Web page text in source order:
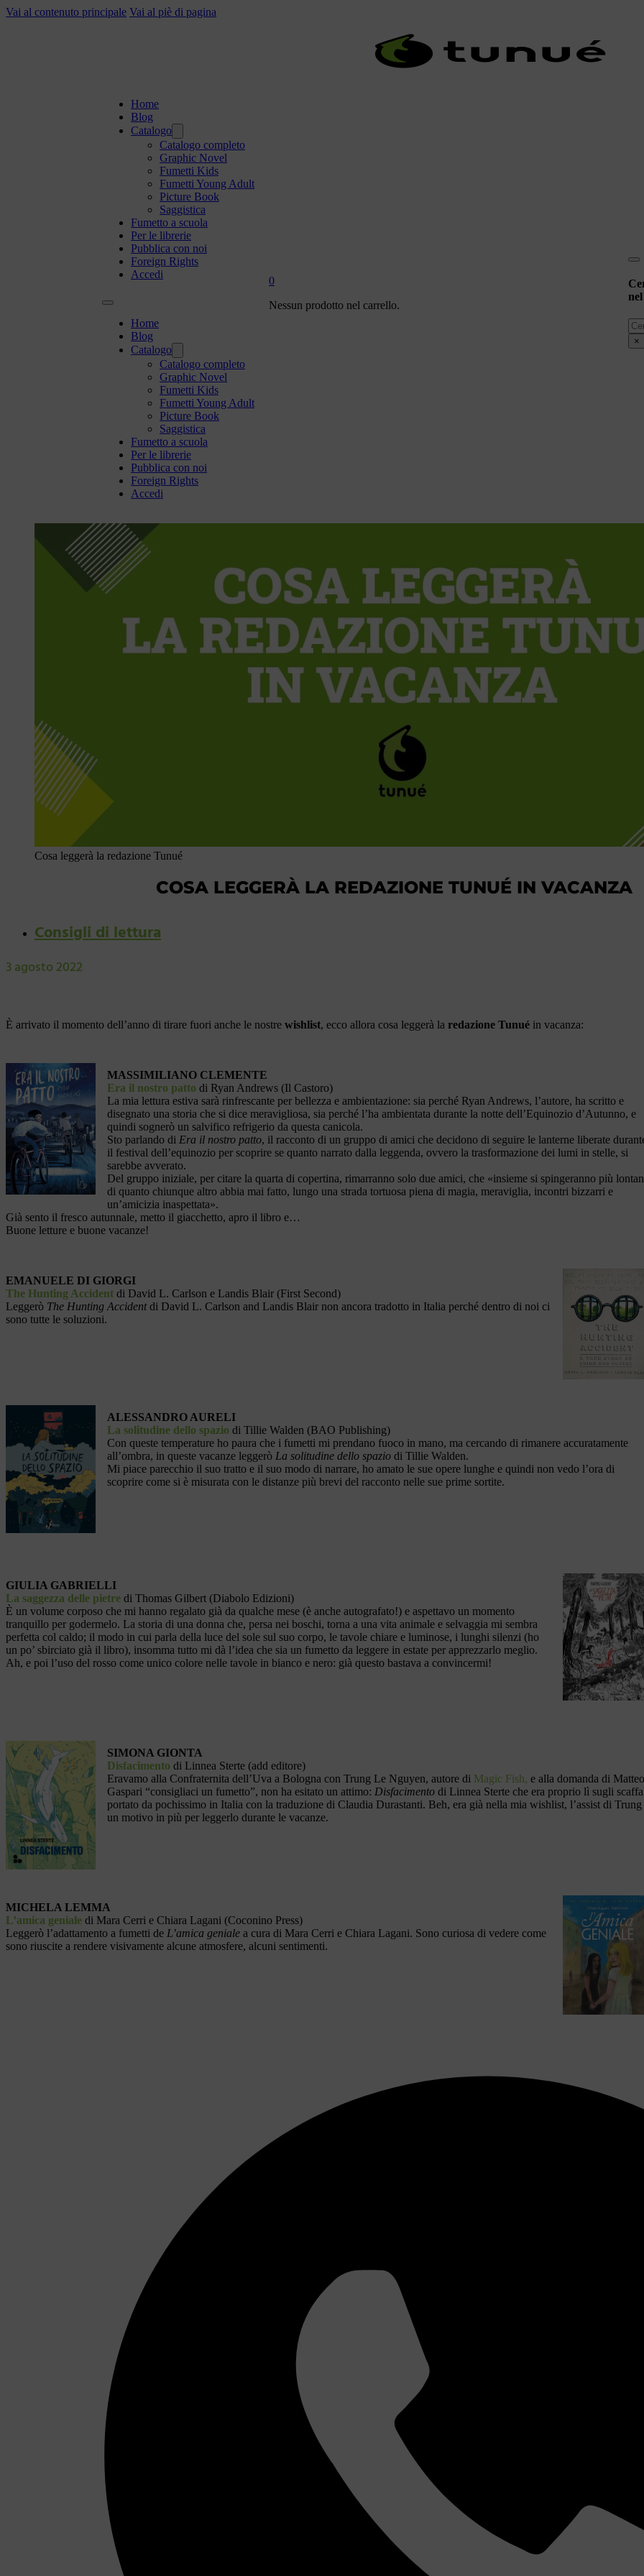
Vai al contenuto principale Vai al piè di pagina
Home
Blog
Catalogo
Catalogo completo
Graphic Novel
Fumetti Kids
Fumetti Young Adult
Picture Book
Saggistica
Fumetto a scuola
Per le librerie
Pubblica con noi
Foreign Rights
Accedi
Home
Blog
Catalogo
Catalogo completo
Graphic Novel
Fumetti Kids
Fumetti Young Adult
Picture Book
Saggistica
Fumetto a scuola
Per le librerie
Pubblica con noi
Foreign Rights
Accedi
0
Nessun prodotto nel carrello.
×
Cosa leggerà la redazione Tunué
COSA LEGGERÀ LA REDAZIONE TUNUÉ IN VACANZA
Consigli di lettura
3 agosto 2022
È arrivato il momento dell’anno di tirare fuori anche le nostre wishlist, ecco allora cosa leggerà la redazione Tunué in vacanza:
MASSIMILIANO CLEMENTE
Era il nostro patto di Ryan Andrews (Il Castoro)
La mia lettura estiva sarà rinfrescante per bellezza e ambientazione: sia perché Ryan Andrews, l’autore, ha scritto e
disegnato una storia che si dice meravigliosa, sia perché l’ha ambientata durante la notte dell’Equinozio d’Autunno, e
quindi sognerò un salvifico refrigerio da questa canicola.
Sto parlando di Era il nostro patto, il racconto di un gruppo di amici che decidono di seguire le lanterne liberate
il festival dell’equinozio per scoprire se quanto narrato dalla leggenda, ovvero la trasformazione dei lumi in stelle, si
sarebbe avverato.
Del gruppo iniziale, per citare la quarta di copertina, rimarranno solo due amici, che «insieme si spingeranno più
di quanto chiunque altro abbia mai fatto, lungo una strada tortuosa piena di magia, meraviglia, incontri bizzarri e
un’amicizia inaspettata».
Già sento il fresco autunnale, metto il giacchetto, apro il libro e…
Buone letture e buone vacanze!
EMANUELE DI GIORGI
The Hunting Accident di David L. Carlson e Landis Blair (First Second)
Leggerò The Hunting Accidentdi David L. Carlson and Landis Blair non ancora tradotto in Italia perché dentro di noi ci
sono tutte le soluzioni.
ALESSANDRO AURELI
La solitudine dello spazio di Tillie Walden (BAO Publishing)
Con queste temperature ho paura che i fumetti mi prendano fuoco in mano, ma cercando di rimanere accuratamente
all’ombra, in queste vacanze leggerò La solitudine dello spazio di Tillie Walden.
Mi piace parecchio il suo tratto e il suo modo di narrare, ho amato le sue opere lunghe e quindi non vedo l’ora di
scoprire come si è misurata con le distanze più brevi del racconto nelle sue prime sortite.
GIULIA GABRIELLI
La saggezza delle pietre di Thomas Gilbert (Diabolo Edizioni)
È un volume corposo che mi hanno regalato già da qualche mese (è anche autografato!) e aspettavo un momento
tranquillo per godermelo. La storia di una donna che, persa nei boschi, torna a una vita animale e selvaggia mi sembra
perfetta col caldo; il modo in cui parla della luce del sole sul suo corpo, le tavole chiare e luminose, i lunghi silenzi (ho
un po’ sbirciato già il libro), insomma tutto mi dà l’idea che sia un fumetto da leggere in estate per apprezzarlo meglio.
Ah, e poi l’uso del rosso come unico colore nelle tavole in bianco e nero: già questo bastava a convincermi!
SIMONA GIONTA
Disfacimento di Linnea Sterte (add editore)
Eravamo alla Confraternita dell’Uva a Bologna con Trung Le Nguyen, autore di Magic Fish, e alla domanda di Matteo
Gaspari “consigliaci un fumetto”, non ha esitato un attimo: Disfacimento di Linnea Sterte che era proprio lì sugli
portato da pochissimo in Italia con la traduzione di Claudia Durastanti. Beh, era già nella mia wishlist, l’assist di Trung
un motivo in più per leggerlo durante le vacanze.
MICHELA LEMMA
L’amica geniale di Mara Cerri e Chiara Lagani (Coconino Press)
Leggerò l’adattamento a fumetti de L’amica geniale a cura di Mara Cerri e Chiara Lagani. Sono curiosa di vedere come
sono riuscite a rendere visivamente alcune atmosfere, alcuni sentimenti.